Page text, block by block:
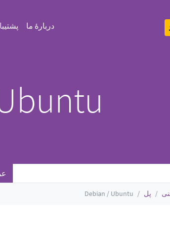
دربارهٔ ما
پل Debian / Ubuntu